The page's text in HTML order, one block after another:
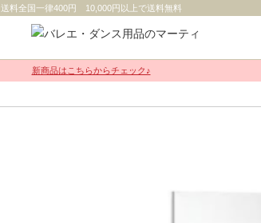
送料全国一律400円 10,000円以上で送料無料
新商品はこちらからチェック♪